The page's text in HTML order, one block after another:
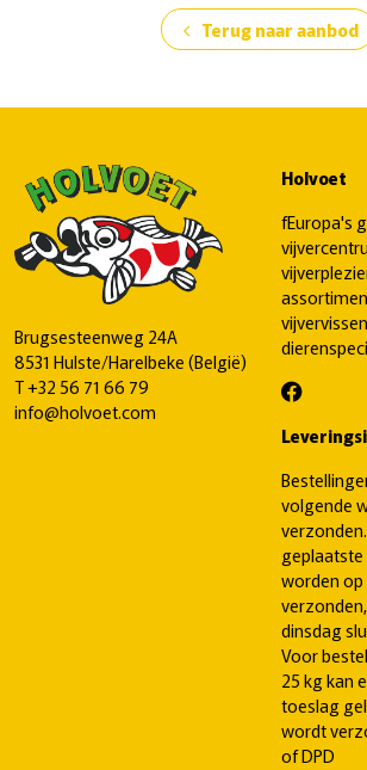
chevron_left Terug naar aanbod
Brugsesteenweg 24A
8531 Hulste/Harelbeke (België)
T+32 56 71 66 79
info@holvoet.com
Holvoet
fEuropa's
volgende
worden
dinsdag
Voor
25 kg kan
toeslag
wordt
of DPD